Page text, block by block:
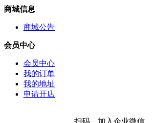
商城信息
商城公告
会员中心
会员中心
我的订单
我的地址
申请开店
扫码，加入企业微信